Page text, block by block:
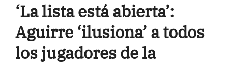
‘La lista está abierta’:
Aguirre ‘ilusiona’ a todos
los jugadores de la